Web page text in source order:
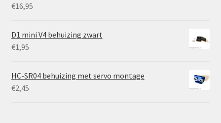
€16,95
D1 mini V4 behuizing zwart
€1,95
HC-SR04 behuizing met servo montage
€2,45